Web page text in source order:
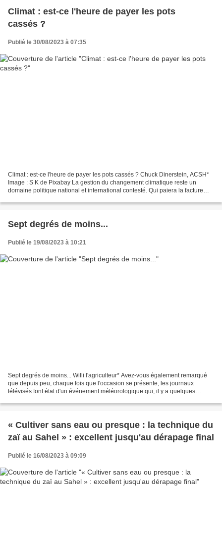
Climat : est-ce l'heure de payer les pots
cassés ?
Publié le 30/08/2023 à 07:35
Climat : est-ce l'heure de payer les pots cassés ? Chuck Dinerstein, ACSH*
Image : S K de Pixabay La gestion du changement climatique reste un
domaine politique national et international contesté. Qui paiera la facture
Sept degrés de moins...
Publié le 19/08/2023 à 10:21
Sept degrés de moins... Willi l'agriculteur* Avez-vous également remarqué
que depuis peu, chaque fois que l'occasion se présente, les journaux
télévisés font état d'un événement météorologique qui, il y a quelques
« Cultiver sans eau ou presque : la technique du
zaï au Sahel » : excellent jusqu'au dérapage final
Publié le 16/08/2023 à 09:09